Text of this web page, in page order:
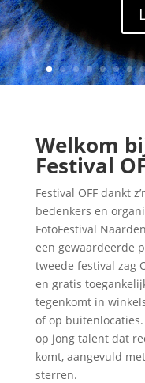
Welkom
Festival
Festival OFF dankt
bedenkers en
FotoFestival
een gewaardeerde
tweede festival zag
en gratis
tegenkomt in
of op
op jong talent dat
komt, aangevuld
sterren.